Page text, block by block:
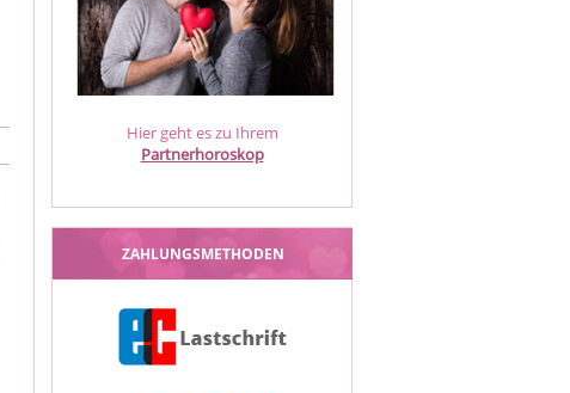
Hier geht es zu Ihrem
Partnerhoroskop
ZAHLUNGSMETHODEN